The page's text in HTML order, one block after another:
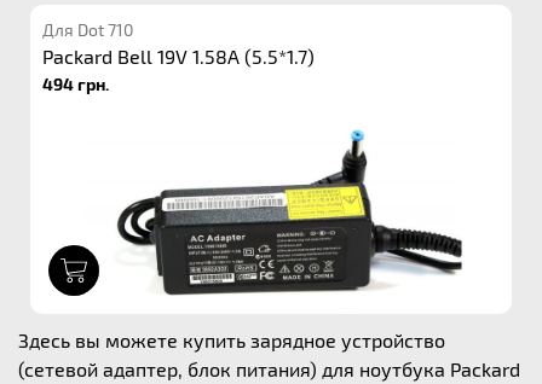
Для Dot 710
Packard Bell 19V 1.58A (5.5*1.7)
494 грн.
Здесь вы можете купить зарядное устройство
(сетевой адаптер, блок питания) для ноутбука Packard